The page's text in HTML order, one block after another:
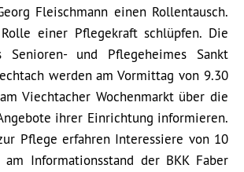
Fleischmann einen Rollentausch.
einer Pflegekraft schlüpfen. Die
Senioren- und Pflegeheimes Sankt
werden am Vormittag von 9.30
Viechtacher Wochenmarkt über die
ihrer Einrichtung informieren.
Pflege erfahren Interessiere von 10
Informationsstand der BKK Faber